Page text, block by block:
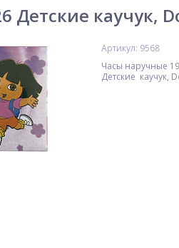
Детские каучук,
Артикул: 9568
Часы наручные
Детские каучук,